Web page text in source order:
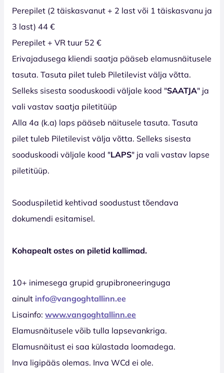
Perepilet (2 täiskasvanut + 2 last või 1 täiskasvanu ja
3 last) 44 €
Perepilet + VR tuur 52 €
Erivajadusega kliendi saatja pääseb elamusnäitusele
tasuta. Tasuta pilet tuleb Piletilevist välja võtta.
Selleks sisesta sooduskoodi väljale kood "SAATJA" ja
vali vastav saatja piletitüüp
Alla 4a (k.a) laps pääseb näitusele tasuta. Tasuta
pilet tuleb Piletilevist välja võtta. Selleks sisesta
sooduskoodi väljale kood "LAPS" ja vali vastav lapse
piletitüüp.
Sooduspiletid kehtivad soodustust tõendava
dokumendi esitamisel.
Kohapealt ostes on piletid kallimad.
10+ inimesega grupid grupibroneeringuga
ainult info@vangoghtallinn.ee
Lisainfo: www.vangoghtallinn.ee
Elamusnäitusele võib tulla lapsevankriga.
Elamusnäitust ei saa külastada loomadega.
Inva ligipääs olemas. Inva WCd ei ole.